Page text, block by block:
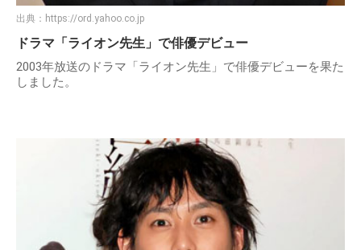
出典： https://ord.yahoo.co.jp
ドラマ「ライオン先生」で俳優デビュー
2003年放送のドラマ「ライオン先生」で俳優デビューを果た
しました。